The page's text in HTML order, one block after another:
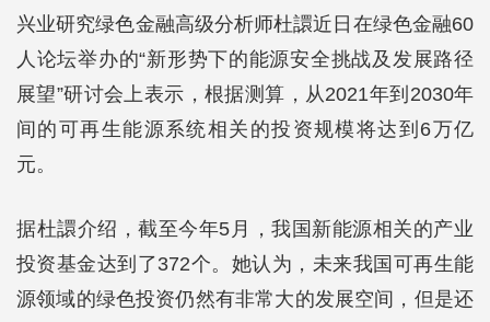
兴业研究绿色金融高级分析师杜譞近日在绿色金融60
人论坛举办的“新形势下的能源安全挑战及发展路径
展望”研讨会上表示，根据测算，从2021年到2030年
间的可再生能源系统相关的投资规模将达到6万亿
元。
据杜譞介绍，截至今年5月，我国新能源相关的产业
投资基金达到了372个。她认为，未来我国可再生能
源领域的绿色投资仍然有非常大的发展空间，但是还